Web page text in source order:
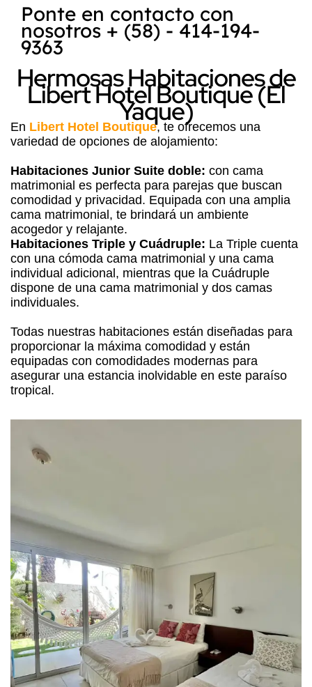
Ponte en contacto con
nosotros + (58) - 414-194-
9363
Hermosas Habitaciones de
Libert Hotel Boutique (El
Yaque)
En Libert Hotel Boutique, te ofrecemos una
variedad de opciones de alojamiento:
Habitaciones Junior Suite doble: con cama
matrimonial es perfecta para parejas que buscan
comodidad y privacidad. Equipada con una amplia
cama matrimonial, te brindará un ambiente
acogedor y relajante.
Habitaciones Triple y Cuádruple: La Triple cuenta
con una cómoda cama matrimonial y una cama
individual adicional, mientras que la Cuádruple
dispone de una cama matrimonial y dos camas
individuales.
Todas nuestras habitaciones están diseñadas para
proporcionar la máxima comodidad y están
equipadas con comodidades modernas para
asegurar una estancia inolvidable en este paraíso
tropical.